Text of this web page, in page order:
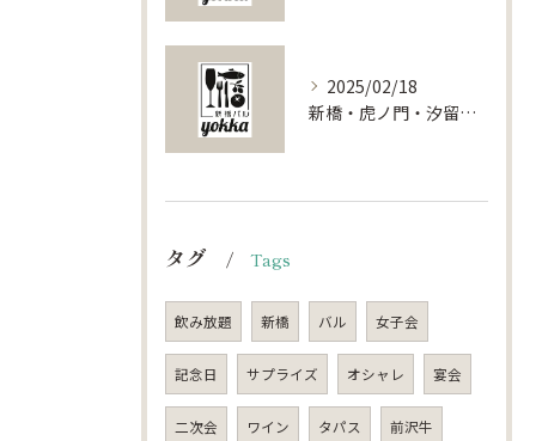
2025/02/18
新橋・虎ノ門・汐留で叶える特別な貸切パーティー体験：東京都港区の魅力を探る
タグ Tags
飲み放題 新橋 バル 女子会
記念日 サプライズ オシャレ 宴会
二次会 ワイン タパス 前沢牛